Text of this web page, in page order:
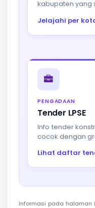
kabupaten yang
Jelajahi per
PENGADAAN
Tender LPSE
Info tender
cocok dengan
Lihat daftar
Informasi pada halaman